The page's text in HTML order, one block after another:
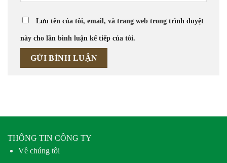
Lưu tên của tôi, email, và trang web trong trình duyệt
này cho lần bình luận kế tiếp của tôi.
THÔNG TIN CÔNG TY
Về chúng tôi